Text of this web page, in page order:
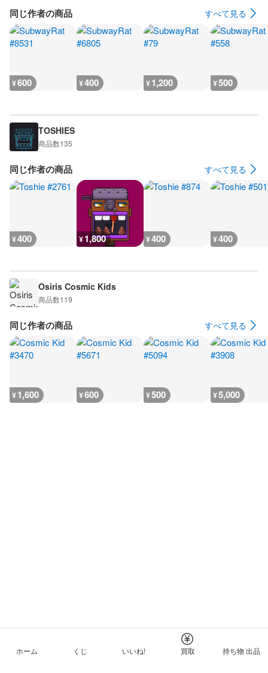
同じ作者の商品 すべて見る
¥600 ¥400 ¥1,200 ¥500
TOSHIES
商品数135
同じ作者の商品 すべて見る
¥400 ¥1,800 ¥400 ¥400
Osiris Cosmic Kids
商品数119
同じ作者の商品 すべて見る
¥1,600 ¥600 ¥500 ¥5,000
ホーム くじ いいね! 買取 持ち物 出品